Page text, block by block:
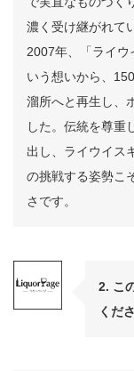
濃く受け継がれて
2007年、「ライウ
いう想いから、
溜所へと再生し、
した。伝統を尊重
出し、ライウイス
の挑戦する姿勢こ
さです。
2. こ
くだ